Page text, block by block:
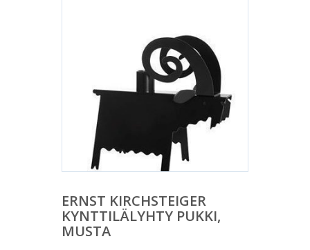
ERNST KIRCHSTEIGER
KYNTTILÄLYHTY PUKKI,
MUSTA